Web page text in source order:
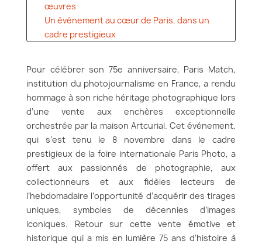
œuvres
Un événement au cœur de Paris, dans un
cadre prestigieux
Pour célébrer son 75e anniversaire, Paris Match,
institution du photojournalisme en France, a rendu
hommage à son riche héritage photographique lors
d’une vente aux enchères exceptionnelle
orchestrée par la maison Artcurial. Cet événement,
qui s’est tenu le 8 novembre dans le cadre
prestigieux de la foire internationale Paris Photo, a
offert aux passionnés de photographie, aux
collectionneurs et aux fidèles lecteurs de
l’hebdomadaire l’opportunité d’acquérir des tirages
uniques, symboles de décennies d’images
iconiques. Retour sur cette vente émotive et
historique qui a mis en lumière 75 ans d’histoire à